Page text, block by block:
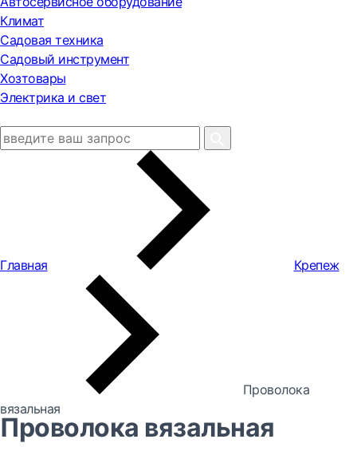
Климат
Садовая техника
Садовый инструмент
Хозтовары
Электрика и свет
Главная Крепеж
Проволока
вязальная
Проволока вязальная